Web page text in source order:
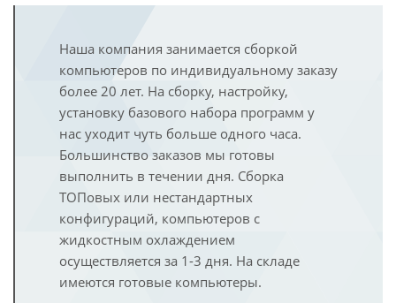
Наша компания занимается сборкой
компьютеров по индивидуальному заказу
более 20 лет. На сборку, настройку,
установку базового набора программ у
нас уходит чуть больше одного часа.
Большинство заказов мы готовы
выполнить в течении дня. Сборка
ТОПовых или нестандартных
конфигураций, компьютеров с
жидкостным охлаждением
осуществляется за 1-3 дня. На складе
имеются готовые компьютеры.